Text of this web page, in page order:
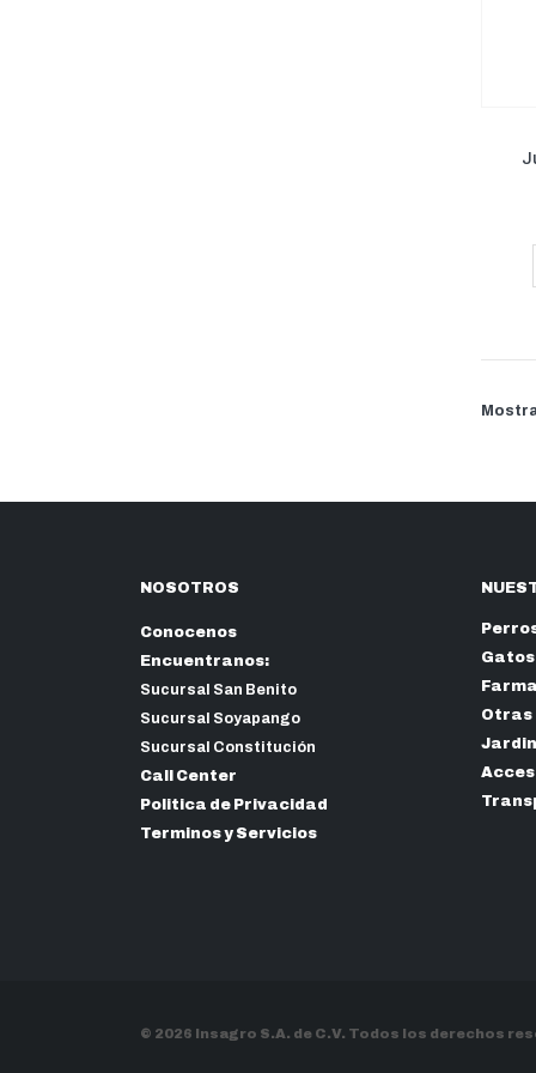
NOSOTROS
Conocenos
Encuentranos:
Sucursal San Benito
Sucursal Soyapango
Sucursal Constitución
Call Center
Politica de Privacidad
Terminos y Servicios
Gatos
Otras
© 2026 Insagro S.A. de C.V. Todos los derechos